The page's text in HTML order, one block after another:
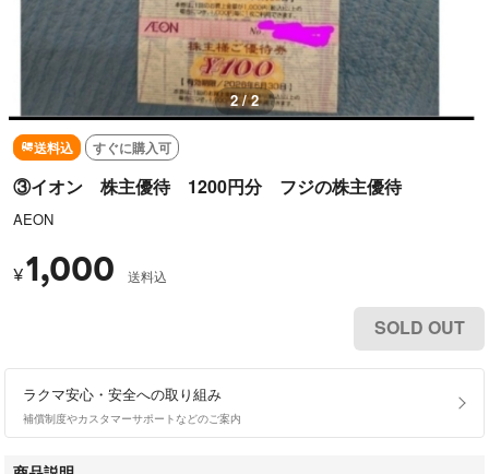
2 / 2
送料込 すぐに購入可
③イオン 株主優待 1200円分 フジの株主優待
AEON
¥1,000 送料込
SOLD OUT
ラクマ安心・安全への取り組み
補償制度やカスタマーサポートなどのご案内